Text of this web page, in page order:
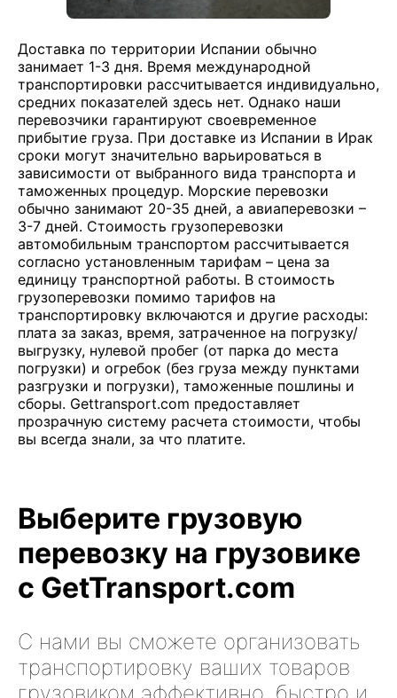
Доставка по территории Испании обычно
занимает 1-3 дня. Время международной
транспортировки рассчитывается индивидуально,
средних показателей здесь нет. Однако наши
перевозчики гарантируют своевременное
прибытие груза. При доставке из Испании в Ирак
сроки могут значительно варьироваться в
зависимости от выбранного вида транспорта и
таможенных процедур. Морские перевозки
обычно занимают 20-35 дней, а авиаперевозки –
3-7 дней. Стоимость грузоперевозки
автомобильным транспортом рассчитывается
согласно установленным тарифам – цена за
единицу транспортной работы. В стоимость
грузоперевозки помимо тарифов на
транспортировку включаются и другие расходы:
плата за заказ, время, затраченное на погрузку/
выгрузку, нулевой пробег (от парка до места
погрузки) и огребок (без груза между пунктами
разгрузки и погрузки), таможенные пошлины и
сборы. Gettransport.com предоставляет
прозрачную систему расчета стоимости, чтобы
вы всегда знали, за что платите.
Выберите грузовую
перевозку на грузовике
с GetTransport.com
С нами вы сможете организовать
транспортировку ваших товаров
грузовиком эффективно, быстро и